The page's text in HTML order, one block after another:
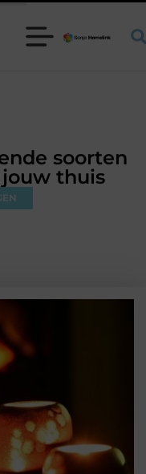
soorten
thuis